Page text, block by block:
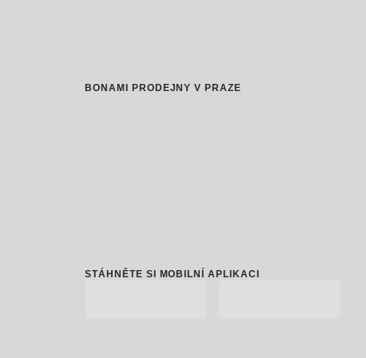
BONAMI PRODEJNY V PRAZE
STÁHNĚTE SI MOBILNÍ APLIKACI